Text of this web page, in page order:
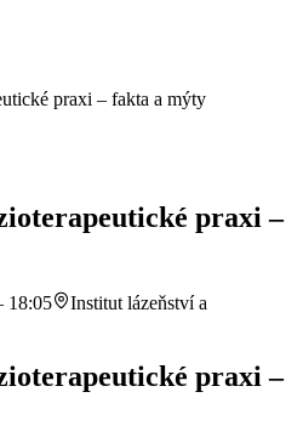
praxi –
18:05
Institut lázeňství a
praxi –